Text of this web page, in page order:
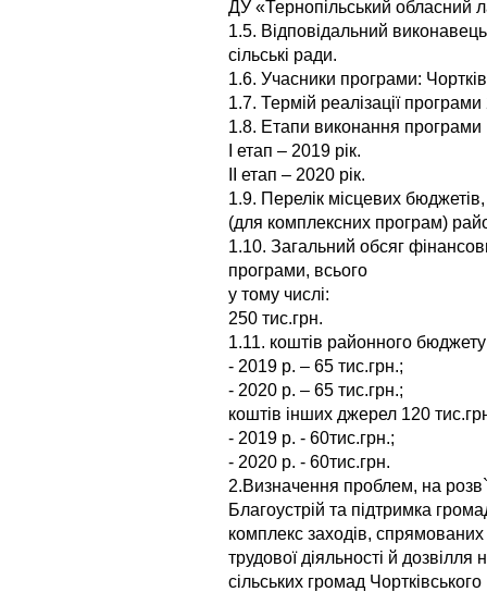
ДУ «Тернопільський обласний
1.5. Відповідальний
сільські ради.
1.6. Учасники програми:
1.7. Термій реалізації
1.8. Етапи виконання
І етап – 2019 рік.
ІІ етап – 2020 рік.
1.9. Перелік місцевих
(для комплексних програм)
1.10. Загальний обсяг
програми, всього
у тому числі:
250 тис.грн.
1.11. коштів районного
- 2019 р. – 65 тис.грн.;
- 2020 р. – 65 тис.грн.;
коштів інших джерел 120
- 2019 р. - 60тис.грн.;
- 2020 р. - 60тис.грн.
2.Визначення проблем, на
Благоустрій та підтримка
комплекс заходів,
трудової діяльності й
сільських громад